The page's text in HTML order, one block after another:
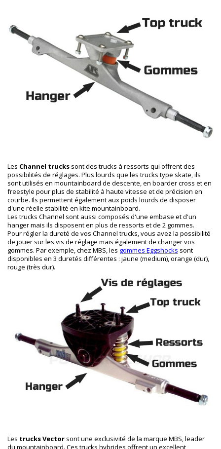
Les Channel trucks sont des trucks à ressorts qui offrent des
possibilités de réglages. Plus lourds que les trucks type skate, ils
sont utilisés en mountainboard de descente, en boarder cross et en
freestyle pour plus de stabilité à haute vitesse et de précision en
courbe. Ils permettent également aux poids lourds de disposer
d'une réelle stabilité en kite mountainboard.
Les trucks Channel sont aussi composés d'une embase et d'un
hanger mais ils disposent en plus de ressorts et de 2 gommes.
Pour régler la dureté de vos Channel trucks, vous avez la possibilité
de jouer sur les vis de réglage mais également de changer vos
gommes. Par exemple, chez MBS, les gommes Eggshocks sont
disponibles en 3 duretés différentes : jaune (medium), orange (dur),
rouge (très dur).
Les trucks Vector sont une exclusivité de la marque MBS, leader
du mountainboard. Ces trucks hybrides offrent un excellent